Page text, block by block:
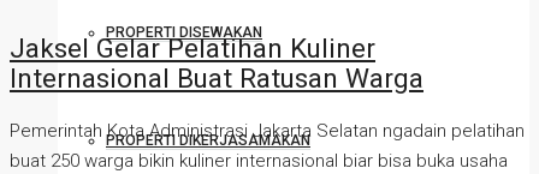
PROPERTI DISEWAKAN
PROPERTI DIKERJASAMAKAN
Jaksel Gelar Pelatihan Kuliner
Internasional Buat Ratusan Warga
Pemerintah Kota Administrasi Jakarta Selatan ngadain pelatihan
buat 250 warga bikin kuliner internasional biar bisa buka usaha